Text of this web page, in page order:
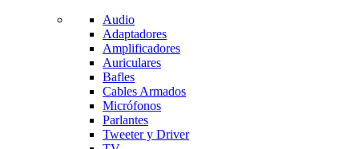
Audio
Adaptadores
Amplificadores
Auriculares
Bafles
Cables Armados
Micrófonos
Parlantes
Tweeter y Driver